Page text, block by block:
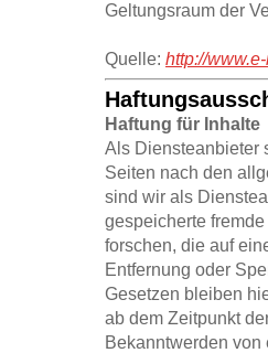
Geltungsraum der
Quelle: http://
Haftung für Inhalte
Als Diensteanbieter
Seiten nach den
sind wir als
gespeicherte
forschen, die auf
Entfernung oder
Gesetzen bleiben
ab dem Zeitpunkt
Bekanntwerden